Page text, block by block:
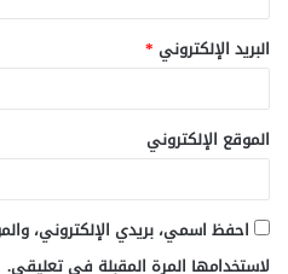
البريد الإلكتروني *
الموقع الإلكتروني
احفظ اسمي، بريدي الإلكتروني،
لاستخدامها المرة المقبلة في تعليقي.